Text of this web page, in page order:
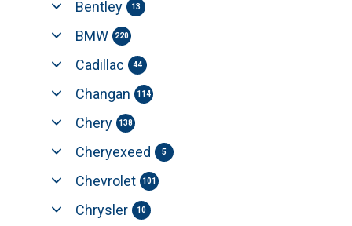
Bentley 13
BMW 220
Cadillac 44
Changan 114
Chery 138
Cheryexeed 5
Chevrolet 101
Chrysler 10